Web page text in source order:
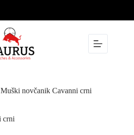
Muški novčanik Cavanni crni